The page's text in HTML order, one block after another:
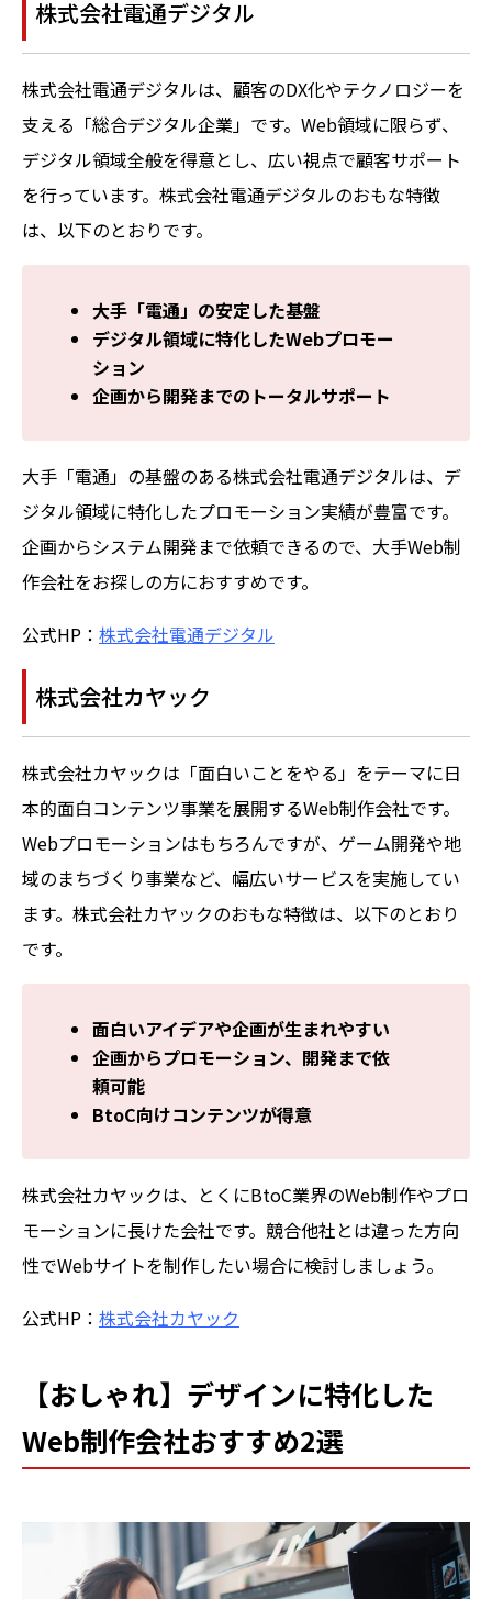
株式会社電通デジタル
株式会社電通デジタルは、顧客のDX化やテクノロジーを
支える「総合デジタル企業」です。Web領域に限らず、
デジタル領域全般を得意とし、広い視点で顧客サポート
を行っています。株式会社電通デジタルのおもな特徴
は、以下のとおりです。
大手「電通」の安定した基盤
デジタル領域に特化したWebプロモー
ション
企画から開発までのトータルサポート
大手「電通」の基盤のある株式会社電通デジタルは、デ
ジタル領域に特化したプロモーション実績が豊富です。
企画からシステム開発まで依頼できるので、大手Web制
作会社をお探しの方におすすめです。
公式HP： 株式会社電通デジタル
株式会社カヤック
株式会社カヤックは「面白いことをやる」をテーマに日
本的面白コンテンツ事業を展開するWeb制作会社です。
Webプロモーションはもちろんですが、ゲーム開発や地
域のまちづくり事業など、幅広いサービスを実施してい
ます。株式会社カヤックのおもな特徴は、以下のとおり
です。
面白いアイデアや企画が生まれやすい
企画からプロモーション、開発まで依
頼可能
BtoC向けコンテンツが得意
株式会社カヤックは、とくにBtoC業界のWeb制作やプロ
モーションに長けた会社です。競合他社とは違った方向
性でWebサイトを制作したい場合に検討しましょう。
公式HP： 株式会社カヤック
【おしゃれ】デザインに特化した
Web制作会社おすすめ2選